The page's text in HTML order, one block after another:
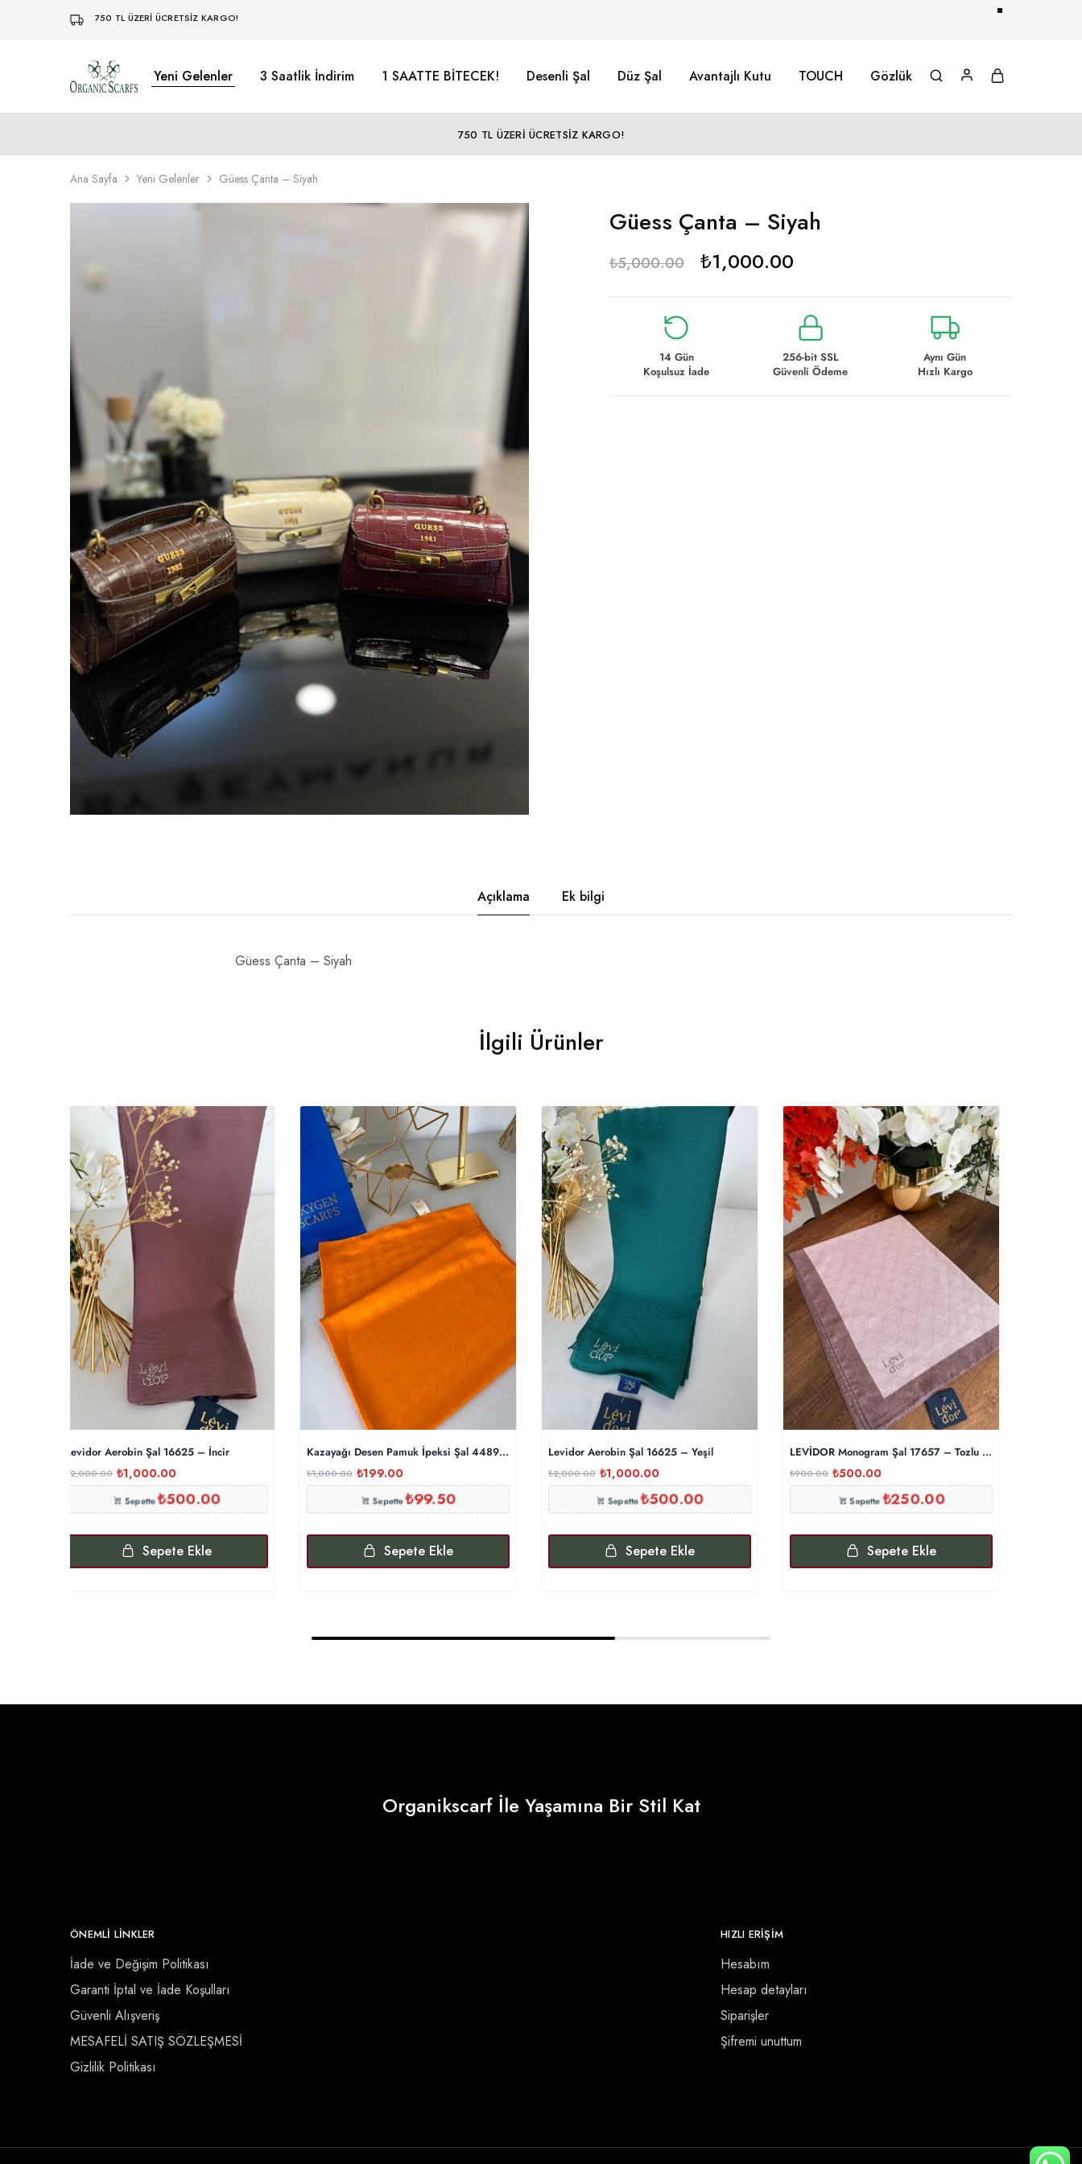
750 TL ÜZERİ ÜCRETSİZ KARGO!
Organikscarf Yeni Gelenler 3 Saatlik İndirim 1 SAATTE BİTECEK! Desenli Şal Düz Şal Avantajlı Kutu TOUCH Gözlük
750 TL ÜZERİ ÜCRETSİZ KARGO!
Ana Sayfa Yeni Gelenler Güess Çanta – Siyah
Güess Çanta – Siyah
₺5,000.00 ₺1,000.00
14 Gün
Koşulsuz İade
256-bit SSL
Güvenli Ödeme
Aynı Gün
Hızlı Kargo
Açıklama Ek bilgi
Güess Çanta – Siyah
İlgili Ürünler
Levidor Aerobin Şal 16625 – İncir
2,000.00 ₺1,000.00
Sepette₺500.00
Sepete Ekle
Kazayağı Desen Pamuk İpeksi Şal 44895 – Turuncu
₺1,000.00 ₺199.00
Sepette₺99.50
Sepete Ekle
Levidor Aerobin Şal 16625 – Yeşil
₺2,000.00 ₺1,000.00
Sepette₺500.00
Sepete Ekle
LEVİDOR Monogram Şal 17657 – Tozlu Eflatun
₺900.00 ₺500.00
Sepette₺250.00
Sepete Ekle
Organikscarf İle Yaşamına Bir Stil Kat
ÖNEMLI LINKLER
İade ve Değişim Politikası
Garanti İptal ve İade Koşulları
Güvenli Alışveriş
MESAFELİ SATIŞ SÖZLEŞMESİ
Gizlilik Politikası
HIZLI ERİŞİM
Hesabım
Hesap detayları
Siparişler
Şifremi unuttum